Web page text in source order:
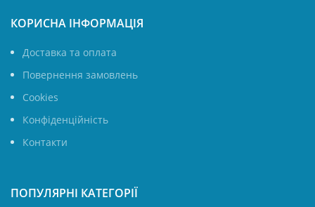
КОРИСНА ІНФОРМАЦІЯ
Доставка та оплата
Повернення замовлень
Cookies
Конфіденційність
Контакти
ПОПУЛЯРНІ КАТЕГОРІЇ